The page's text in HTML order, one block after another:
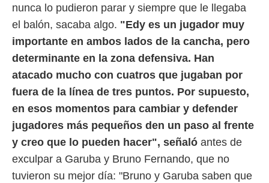
nunca lo pudieron parar y siempre que le llegaba
el balón, sacaba algo. "Edy es un jugador muy
importante en ambos lados de la cancha, pero
determinante en la zona defensiva. Han
atacado mucho con cuatros que jugaban por
fuera de la línea de tres puntos. Por supuesto,
en esos momentos para cambiar y defender
jugadores más pequeños den un paso al frente
y creo que lo pueden hacer", señaló antes de
exculpar a Garuba y Bruno Fernando, que no
tuvieron su mejor día: "Bruno y Garuba saben que